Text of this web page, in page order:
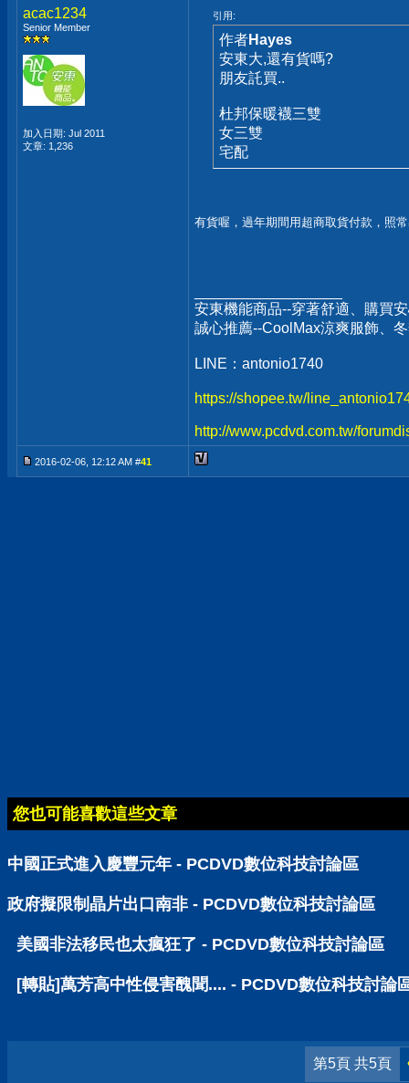
acac1234
Senior Member
加入日期: Jul 2011
文章: 1,236
引用:
作者Hayes
安東大,還有貨嗎?
朋友託買..
杜邦保暖襪三雙
女三雙
宅配
有貨喔，過年期間用超商取貨付款，照
安東機能商品--穿著舒適、購買
誠心推薦--CoolMax涼爽服飾、
LINE：antonio1740
https://shopee.tw/
http://www.pcdvd.com.tw/
2016-02-06, 12:12 AM #41
您也可能喜歡這些文章
中國正式進入慶豐元年 - PCDVD數位科技討論區
政府擬限制晶片出口南非 - PCDVD數位科技討論區
美國非法移民也太瘋狂了 - PCDVD數位科技討論區
[轉貼]萬芳高中性侵害醜聞.... - PCDVD數位科技討論
第5頁 共5頁